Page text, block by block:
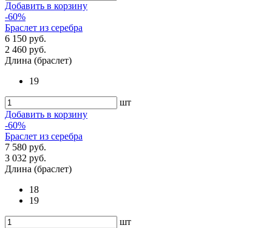
Добавить в корзину
-60%
Браслет из серебра
6 150 руб.
2 460 руб.
Длина (браслет)
19
шт
Добавить в корзину
-60%
Браслет из серебра
7 580 руб.
3 032 руб.
Длина (браслет)
18
19
шт